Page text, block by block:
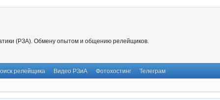
(РЗА). Обмену опытом и общению релейщиков.
релейщика Видео РЗиА Фотохостинг Телеграм